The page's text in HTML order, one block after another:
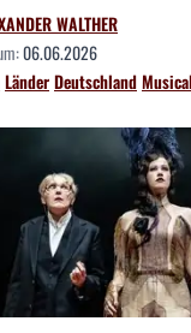
WALTHER
06.06.2026
LänderDeutschland